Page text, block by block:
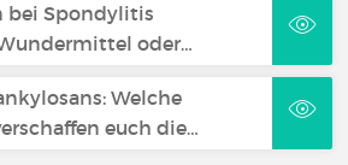
bei Spondylitis
oder…
Welche
euch die…